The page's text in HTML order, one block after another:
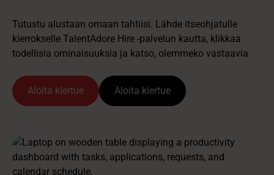
Tutustu alustaan omaan tahtiisi. Lähde itseohjatulle
kierrokselle TalentAdore Hire -palvelun kautta, klikkaa
todellisia ominaisuuksia ja katso, olemmeko vastaavia
Aloita kiertue Aloita kiertue